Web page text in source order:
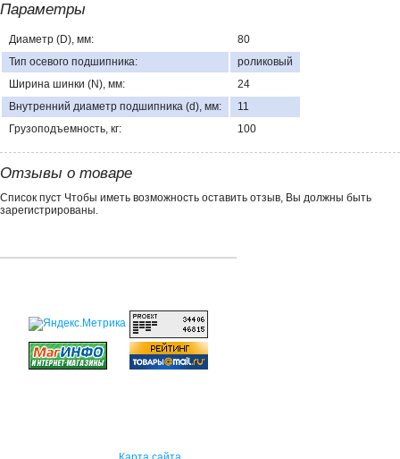
Параметры
Диаметр (D), мм:
80
Тип осевого подшипника:
роликовый
Ширина шинки (N), мм:
24
Внутренний диаметр подшипника (d), мм:
11
Грузоподъемность, кг:
100
Отзывы о товаре
Список пуст Чтобы иметь возможность оставить отзыв, Вы должны быть
зарегистрированы.